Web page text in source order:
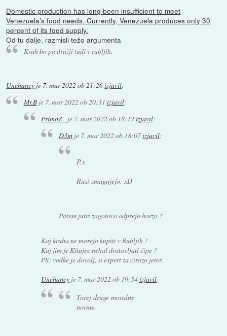
Domestic production has long been insufficient to meet
Venezuela’s food needs. Currently, Venezuela produces only 30
percent of its food supply.
Od tu dalje, razmisli težo argumenta
Kruh bo pa dražji tudi v rubljih.
Unchancy je 7. mar 2022 ob 21:26izjavil:
Mr.Bje 7. mar 2022 ob 20:31 izjavil:
PrimoZ_ je 7. mar 2022 ob 18:12izjavil:
D3mje 7. mar 2022 ob 18:07izjavil:
P.s.
Rusi zmagujejo. xD
Potem jutri zagotovo odprejo borzo ?
Kaj kruha ne morejo kupiti v Rubljih ?
Kaj jim je Kitajec nehal dostavljati čipe ?
PS: vodke je dovolj, si expert za cirozo jeter.
Unchancy je 7. mar 2022 ob 19:54izjavil:
Torej druge moralne
norme.